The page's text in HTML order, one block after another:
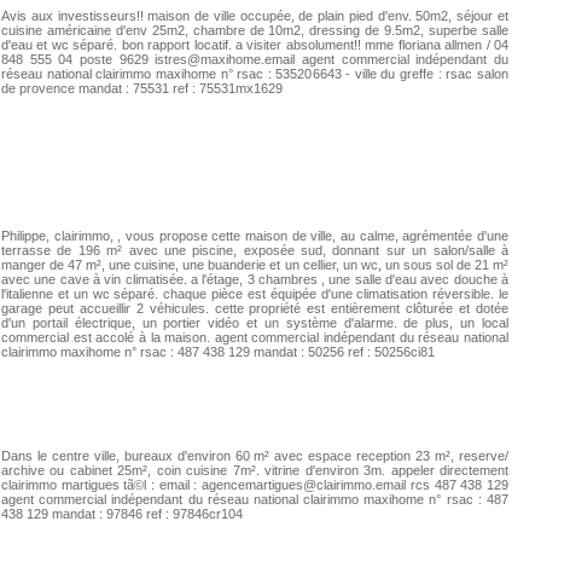
Avis aux investisseurs!! maison de ville occupée, de plain pied d'env. 50m2, séjour et
cuisine américaine d'env 25m2, chambre de 10m2, dressing de 9.5m2, superbe salle
d'eau et wc séparé. bon rapport locatif. a visiter absolument!! mme floriana allmen / 04
848 555 04 poste 9629istres@maxihome.email agent commercial indépendant du
réseau national clairimmo maxihome n° rsac : 535206643 - ville du greffe : rsac salon
de provence mandat : 75531 ref : 75531mx1629
Philippe, clairimmo, , vous propose cette maison de ville, au calme, agrémentée d'une
terrasse de 196 m² avec une piscine, exposée sud, donnant sur un salon/salle à
manger de 47 m², une cuisine, une buanderie et un cellier, un wc, un sous sol de 21 m²
avec une cave à vin climatisée. a l'étage, 3 chambres , une salle d'eau avec douche à
l'italienne et un wc séparé. chaque pièce est équipée d'une climatisation réversible. le
garage peut accueillir 2 véhicules. cette propriété est entièrement clôturée et dotée
d'un portail électrique, un portier vidéo et un système d'alarme. de plus, un local
commercial est accolé à la maison. agent commercial indépendant du réseau national
clairimmo maxihome n° rsac : 487 438 129 mandat : 50256 ref : 50256ci81
Dans le centre ville, bureaux d'environ 60 m² avec espace reception 23 m², reserve/
archive ou cabinet 25m², coin cuisine 7m². vitrine d'environ 3m. appeler directement
clairimmo martigues tã©l : email :agencemartigues@clairimmo.email rcs 487 438 129
agent commercial indépendant du réseau national clairimmo maxihome n° rsac : 487
438 129 mandat : 97846 ref : 97846cr104